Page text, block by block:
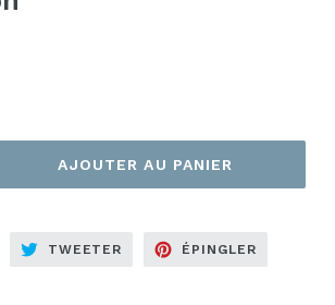
AJOUTER AU PANIER
TWEETER TWEETERÉPINGLER